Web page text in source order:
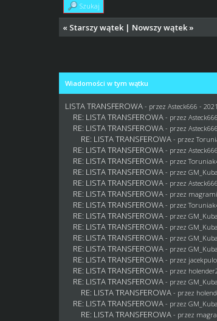
Szukaj
« Starszy wątek | Nowszy wątek »
Wiadomości w tym wątku
LISTA TRANSFEROWA - przezAsteck666 -
RE: LISTA TRANSFEROWA - przezAsteck666
RE: LISTA TRANSFEROWA - przezAsteck666
RE: LISTA TRANSFEROWA - przez
RE: LISTA TRANSFEROWA - przezAsteck666
RE: LISTA TRANSFEROWA - przez
RE: LISTA TRANSFEROWA - przezGM_Kuba
RE: LISTA TRANSFEROWA - przezAsteck666
RE: LISTA TRANSFEROWA - przez
RE: LISTA TRANSFEROWA - przez
RE: LISTA TRANSFEROWA - przezGM_Kuba
RE: LISTA TRANSFEROWA - przezGM_Kuba
RE: LISTA TRANSFEROWA - przezGM_Kuba
RE: LISTA TRANSFEROWA - przezGM_Kuba
RE: LISTA TRANSFEROWA - przez jacekpulo
RE: LISTA TRANSFEROWA - przez
RE: LISTA TRANSFEROWA - przezGM_Kuba
RE: LISTA TRANSFEROWA - przez
RE: LISTA TRANSFEROWA - przezGM_Kuba
RE: LISTA TRANSFEROWA - przez